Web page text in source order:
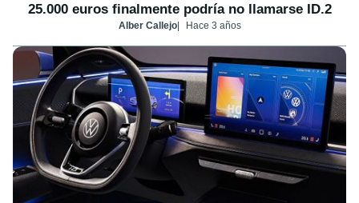
25.000 euros finalmente podría no llamarse ID.2
Alber Callejo Hace 3 años